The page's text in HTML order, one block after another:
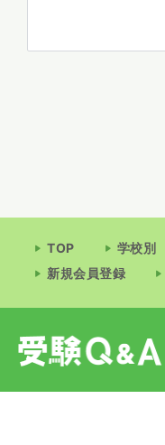
TOP 学校別
新規会員登録